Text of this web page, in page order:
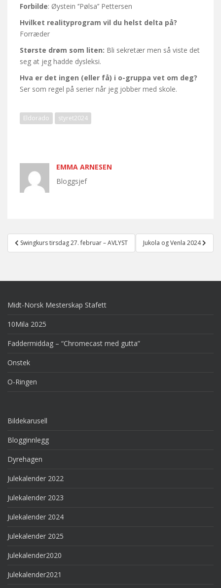
Forbilde: Øystein ‘’Pølsa’’ Pettersen
Hvilket realityprogram vil du helst delta på?
Forræder
Største drøm som liten: Bli sekretær men så viste det
seg at jeg hadde dysleksi.
Hva er det ingen (eller få) i o-gruppa vet om deg?
Ser som regel på serier når jeg jobber med skole.
Eldorado styret2024
EMMA ARNESEN
Bloggsjef
Post
navigation
Swingkurs tirsdag 27. februar – AVLYST Jukola og Venla 2024
Midt-Norsk Mesterskap Stafett
10Mila 2025
Faddermiddag – “Chromecast med gutta”
Onstek
O-Ringen
Bildekarusell
Blogginnlegg
Dyrehagen
Julekalender 2022
Julekalender 2023
Julekalender 2024
Julekalender 2025
Julekalender2020
Julekalender2021